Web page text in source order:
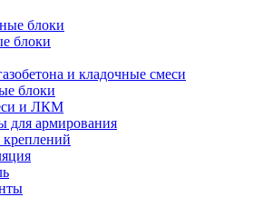
блоки
блоки
и кладочные смеси
блоки
и ЛКМ
для армирования